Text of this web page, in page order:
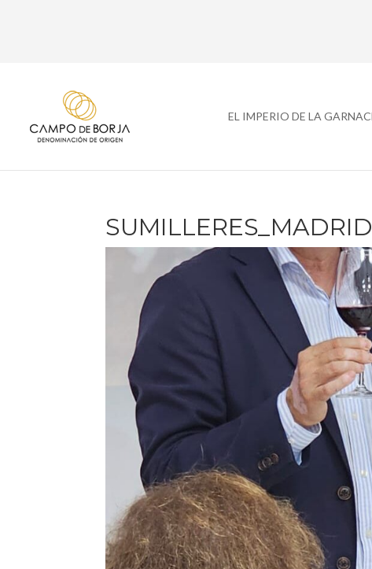
EL IMPERIO DE LA